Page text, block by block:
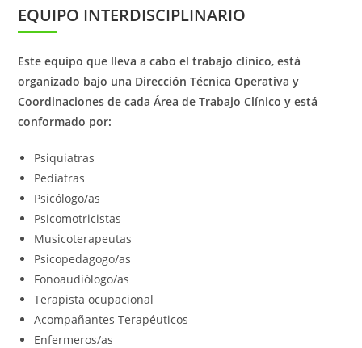
EQUIPO INTERDISCIPLINARIO
Este equipo que lleva a cabo el trabajo clínico,está
organizado bajo una Dirección Técnica Operativa y
Coordinaciones de cada Área de Trabajo Clínico y está
conformado por:
Psiquiatras
Pediatras
Psicólogo/as
Psicomotricistas
Musicoterapeutas
Psicopedagogo/as
Fonoaudiólogo/as
Terapista ocupacional
Acompañantes Terapéuticos
Enfermeros/as